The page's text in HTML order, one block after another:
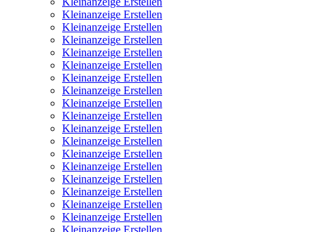
Kleinanzeige Erstellen
Kleinanzeige Erstellen
Kleinanzeige Erstellen
Kleinanzeige Erstellen
Kleinanzeige Erstellen
Kleinanzeige Erstellen
Kleinanzeige Erstellen
Kleinanzeige Erstellen
Kleinanzeige Erstellen
Kleinanzeige Erstellen
Kleinanzeige Erstellen
Kleinanzeige Erstellen
Kleinanzeige Erstellen
Kleinanzeige Erstellen
Kleinanzeige Erstellen
Kleinanzeige Erstellen
Kleinanzeige Erstellen
Kleinanzeige Erstellen